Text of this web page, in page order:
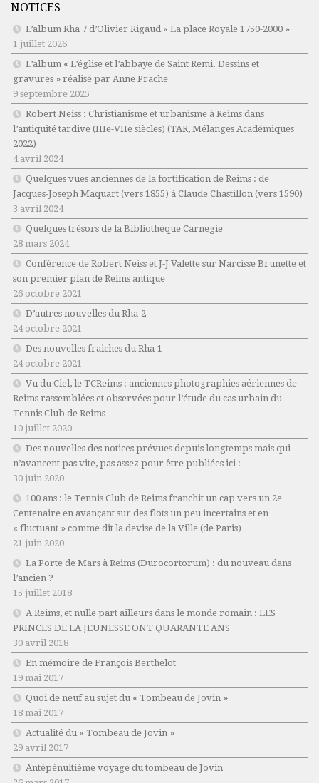
NOTICES
L’album Rha 7 d’Olivier Rigaud « La place Royale 1750-2000 »
1 juillet 2026
L’album « L’église et l’abbaye de Saint Remi. Dessins et
gravures » réalisé par Anne Prache
9 septembre 2025
Robert Neiss : Christianisme et urbanisme à Reims dans
l’antiquité tardive (IIIe-VIIe siècles) (TAR, Mélanges Académiques
2022)
4 avril 2024
Quelques vues anciennes de la fortification de Reims : de
Jacques-Joseph Maquart (vers 1855) à Claude Chastillon (vers 1590)
3 avril 2024
Quelques trésors de la Bibliothèque Carnegie
28 mars 2024
Conférence de Robert Neiss et J-J Valette sur Narcisse Brunette et
son premier plan de Reims antique
26 octobre 2021
D’autres nouvelles du Rha-2
24 octobre 2021
Des nouvelles fraiches du Rha-1
24 octobre 2021
Vu du Ciel, le TCReims : anciennes photographies aériennes de
Reims rassemblées et observées pour l’étude du cas urbain du
Tennis Club de Reims
10 juillet 2020
Des nouvelles des notices prévues depuis longtemps mais qui
n’avancent pas vite, pas assez pour être publiées ici :
30 juin 2020
100 ans : le Tennis Club de Reims franchit un cap vers un 2e
Centenaire en avançant sur des flots un peu incertains et en
« fluctuant » comme dit la devise de la Ville (de Paris)
21 juin 2020
La Porte de Mars à Reims (Durocortorum) : du nouveau dans
l’ancien ?
15 juillet 2018
A Reims, et nulle part ailleurs dans le monde romain : LES
PRINCES DE LA JEUNESSE ONT QUARANTE ANS
30 avril 2018
En mémoire de François Berthelot
19 mai 2017
Quoi de neuf au sujet du « Tombeau de Jovin »
18 mai 2017
Actualité du « Tombeau de Jovin »
29 avril 2017
Antépénultième voyage du tombeau de Jovin